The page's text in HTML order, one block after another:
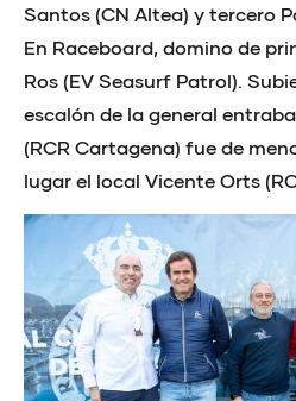
Santos (CN Altea) y tercero
En Raceboard, domino de
Ros (EV Seasurf Patrol).
escalón de la general
(RCR Cartagena) fue de
lugar el local Vicente Orts